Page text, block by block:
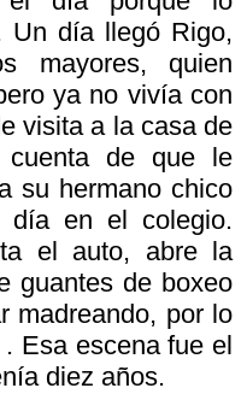
Un día llegó Rigo,
mayores, quien
ya no vivía con
visita a la casa de
de que le
su hermano chico
día en el colegio.
el auto, abre la
guantes de boxeo
madreando, por lo
Esa escena fue el
diez años.